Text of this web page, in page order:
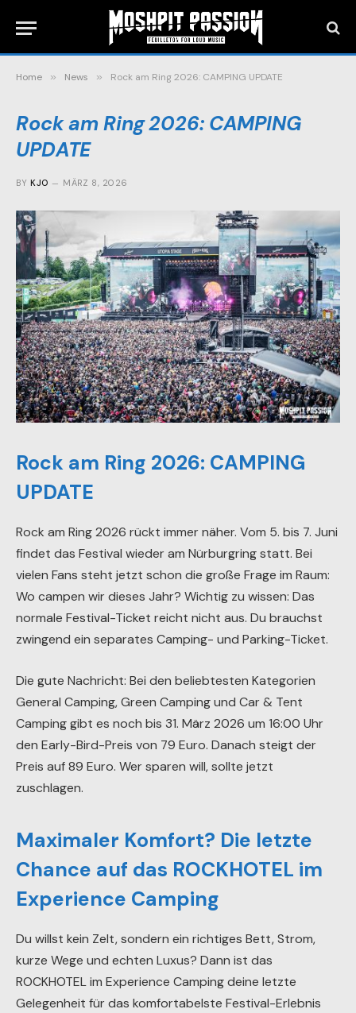
Home » News » Rock am Ring 2026: CAMPING UPDATE
Rock am Ring 2026: CAMPING
UPDATE
BY KJO MÄRZ 8, 2026
Rock am Ring 2026: CAMPING
UPDATE
Rock am Ring 2026 rückt immer näher. Vom 5. bis 7. Juni
findet das Festival wieder am Nürburgring statt. Bei
vielen Fans steht jetzt schon die große Frage im Raum:
Wo campen wir dieses Jahr? Wichtig zu wissen: Das
normale Festival-Ticket reicht nicht aus. Du brauchst
zwingend ein separates Camping- und Parking-Ticket.
Die gute Nachricht: Bei den beliebtesten Kategorien
General Camping, Green Camping und Car & Tent
Camping gibt es noch bis 31. März 2026 um 16:00 Uhr
den Early-Bird-Preis von 79 Euro. Danach steigt der
Preis auf 89 Euro. Wer sparen will, sollte jetzt
zuschlagen.
Maximaler Komfort? Die letzte
Chance auf das ROCKHOTEL im
Experience Camping
Du willst kein Zelt, sondern ein richtiges Bett, Strom,
kurze Wege und echten Luxus? Dann ist das
ROCKHOTEL im Experience Camping deine letzte
Gelegenheit für das komfortabelste Festival-Erlebnis